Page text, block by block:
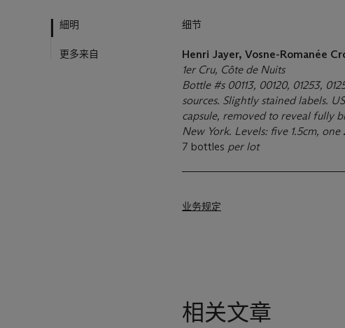
細明
更多来自
细节
Henri Jayer, Vosne-Romanée
1er Cru, Côte de Nuits
Bottle #s 00113, 00120, 01253,
sources. Slightly stained labels.
capsule, removed to reveal fully
New York. Levels: five 1.5cm, one
7 bottles per lot
业务规定
相关文章